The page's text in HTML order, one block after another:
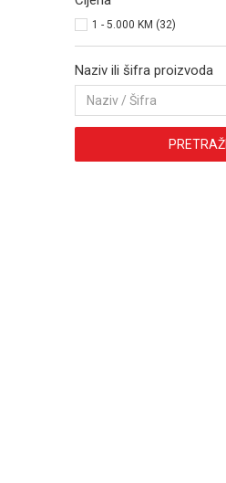
1 - 5.000 KM (32)
Naziv ili šifra proizvoda
PRETRAŽI